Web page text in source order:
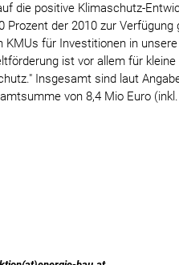
die positive Klimaschutz-
Prozent der 2010 zur Verfügung
für Investitionen in
ist vor allem für
Insgesamt sind laut
von 8,4 Mio Euro